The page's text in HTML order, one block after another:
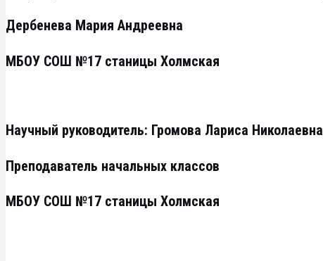
Дербенева Мария Андреевна
МБОУ СОШ №17 станицы Холмская
Научный руководитель: Громова Лариса Николаевна
Преподаватель начальных классов
МБОУ СОШ №17 станицы Холмская